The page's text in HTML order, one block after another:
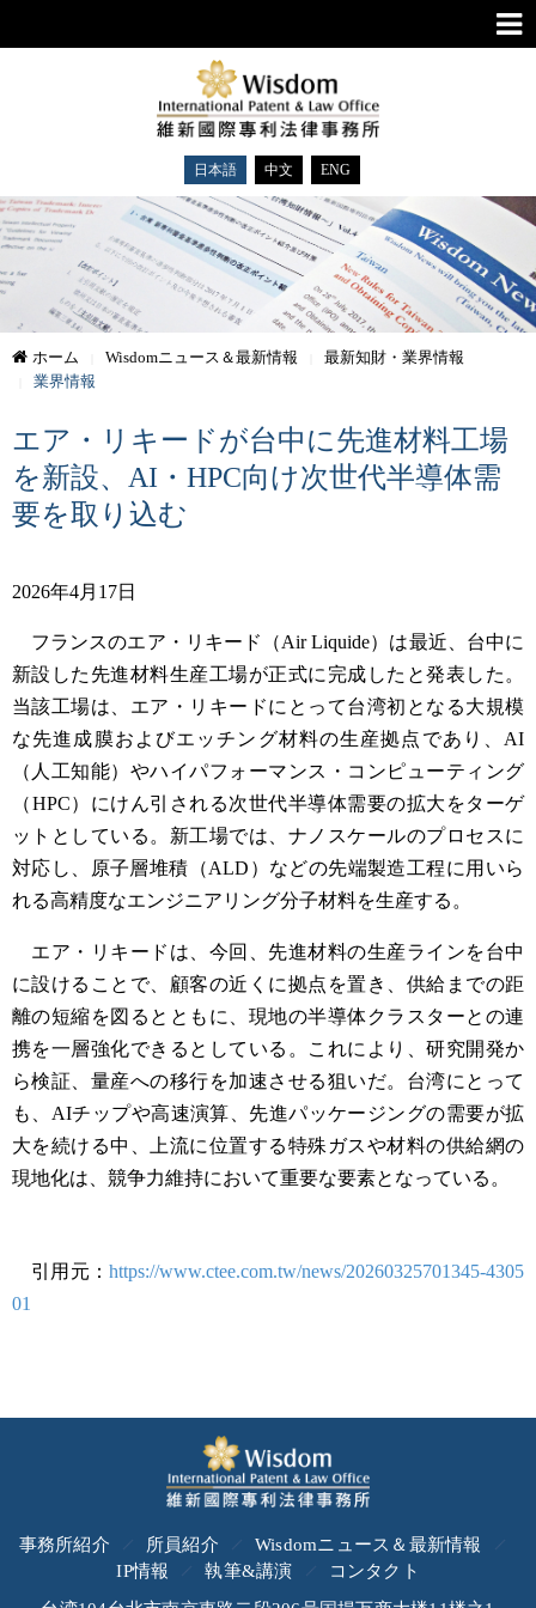
日本語 中文 ENG
ホーム Wisdomニュース＆最新情報
最新知財・業界情報
業界情報
エア・リキードが台中に先進材料工場
を新設、AI・HPC向け次世代半導体需
要を取り込む
2026年4月17日
フランスのエア・リキード（Air Liquide）は最近、台中に
新設した先進材料生産工場が正式に完成したと発表した。
当該工場は、エア・リキードにとって台湾初となる大規模
な先進成膜およびエッチング材料の生産拠点であり、AI
（人工知能）やハイパフォーマンス・コンピューティング
（HPC）にけん引される次世代半導体需要の拡大をターゲ
ットとしている。新工場では、ナノスケールのプロセスに
対応し、原子層堆積（ALD）などの先端製造工程に用いら
れる高精度なエンジニアリング分子材料を生産する。
エア・リキードは、今回、先進材料の生産ラインを台中
に設けることで、顧客の近くに拠点を置き、供給までの距
離の短縮を図るとともに、現地の半導体クラスターとの連
携を一層強化できるとしている。これにより、研究開発か
ら検証、量産への移行を加速させる狙いだ。台湾にとって
も、AIチップや高速演算、先進パッケージングの需要が拡
大を続ける中、上流に位置する特殊ガスや材料の供給網の
現地化は、競争力維持において重要な要素となっている。
引用元： https://www.ctee.com.tw/news/20260325701345-4305
01
事務所紹介 所員紹介
Wisdomニュース＆最新情報
IP情報
執筆&講演
コンタクト